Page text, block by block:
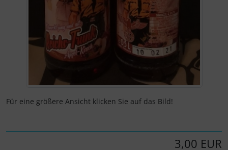
Für eine größere Ansicht klicken Sie auf das Bild!
3,00 EUR